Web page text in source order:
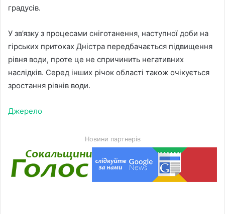
градусів.
У зв’язку з процесами сніготанення, наступної доби на
гірських притоках Дністра передбачається підвищення
рівня води, проте це не спричинить негативних
наслідків. Серед інших річок області також очікується
зростання рівнів води.
Джерело
Новини партнерів